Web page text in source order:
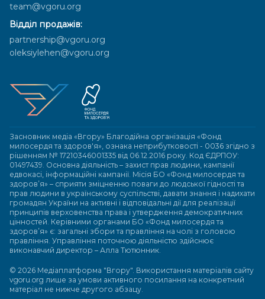
team@vgoru.org
Відділ продажів:
partnership@vgoru.org
oleksiylehen@vgoru.org
Засновник медіа «Вгору» Благодійна організація «Фонд
милосердя та здоров'я», ознака неприбутковості - 0036 згідно з
рішенням № 17210346001335 від 06.12.2016 року. Код ЄДРПОУ:
01497439. Основна діяльність – захист прав людини, кампанії
едвокасі, інформаційні кампанії. Місія БО «Фонд милосердя та
здоров’я» – сприяти зміцненню поваги до людської гідності та
прав людини в українському суспільстві, давати знання і надихати
громадян України на активні і відповідальні дії для реалізації
принципів верховенства права і утвердження демократичних
цінностей. Керівними органами БО «Фонд милосердя та
здоров’я» є: загальні збори та правління на чолі з головою
правління. Управління поточною діяльністю здійснює
виконавчий директор – Алла Тютюнник.
© 2026 Медіаплатформа "Вгору". Використання матеріалів сайту
vgoru.org лише за умови активного посилання на конкретний
матеріал не нижче другого абзацу.